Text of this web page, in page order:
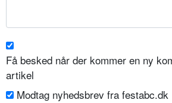
Få besked når der kommer en ny
artikel
Modtag nyhedsbrev fra festabc.dk